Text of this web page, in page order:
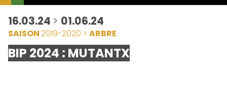
16.03.24 > 01.06.24
SAISON2019-2020 > ARBRE
BIP 2024 : MUTANTX